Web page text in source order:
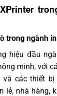
trong ngành in
hiệu đầu
minh, với
và các thiết
lẻ, nhà hàng,